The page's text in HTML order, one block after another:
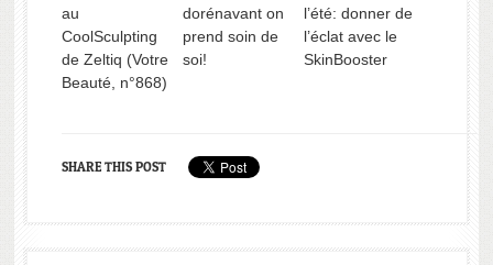
au
CoolSculpting
de Zeltiq (Votre
Beauté, n°868)
dorénavant on
prend soin de
soi!
l’été: donner de
l’éclat avec le
SkinBooster
SHARE THIS POST